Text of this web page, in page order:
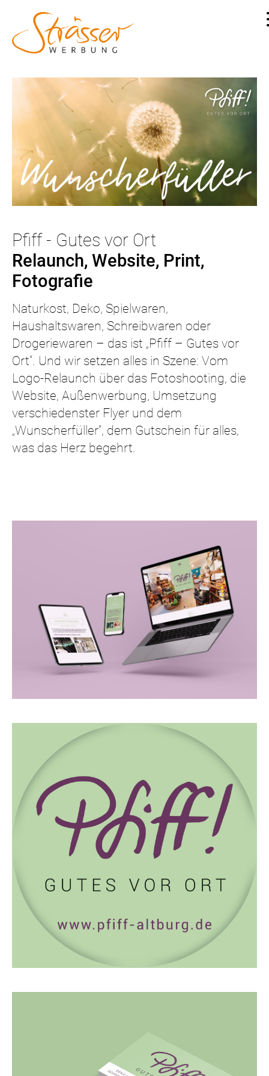
Pfiff - Gutes vor Ort
Relaunch, Website, Print,
Fotografie
Naturkost, Deko, Spielwaren,
Haushaltswaren, Schreibwaren oder
Drogeriewaren – das ist „Pfiff – Gutes vor
Ort“. Und wir setzen alles in Szene: Vom
Logo-Relaunch über das Fotoshooting, die
Website, Außenwerbung, Umsetzung
verschiedenster Flyer und dem
„Wunscherfüller“, dem Gutschein für alles,
was das Herz begehrt.